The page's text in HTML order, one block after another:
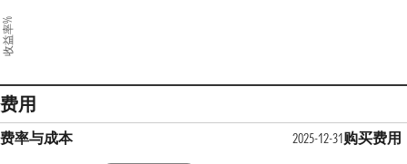
收益率%
费用
费率与成本 2025-12-31购买费用